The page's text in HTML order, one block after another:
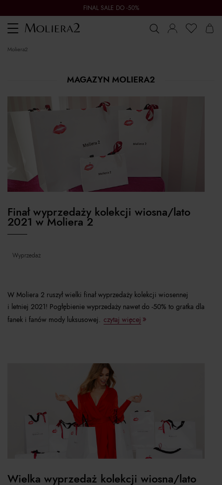
FINAL SALE DO -50%
Toggle
navigation
moliera2
MAGAZYN MOLIERA2
Finał wyprzedaży kolekcji wiosna/lato
2021 w Moliera 2
wyprzedaż
W Moliera 2 ruszył wielki finał wyprzedaży kolekcji wiosennej
i letniej 2021! Pogłębienie wyprzedaży nawet do -50% to gratka dla
fanek i fanów mody luksusowej. czytaj więcej
Wielka wyprzedaż kolekcji wiosna/lato